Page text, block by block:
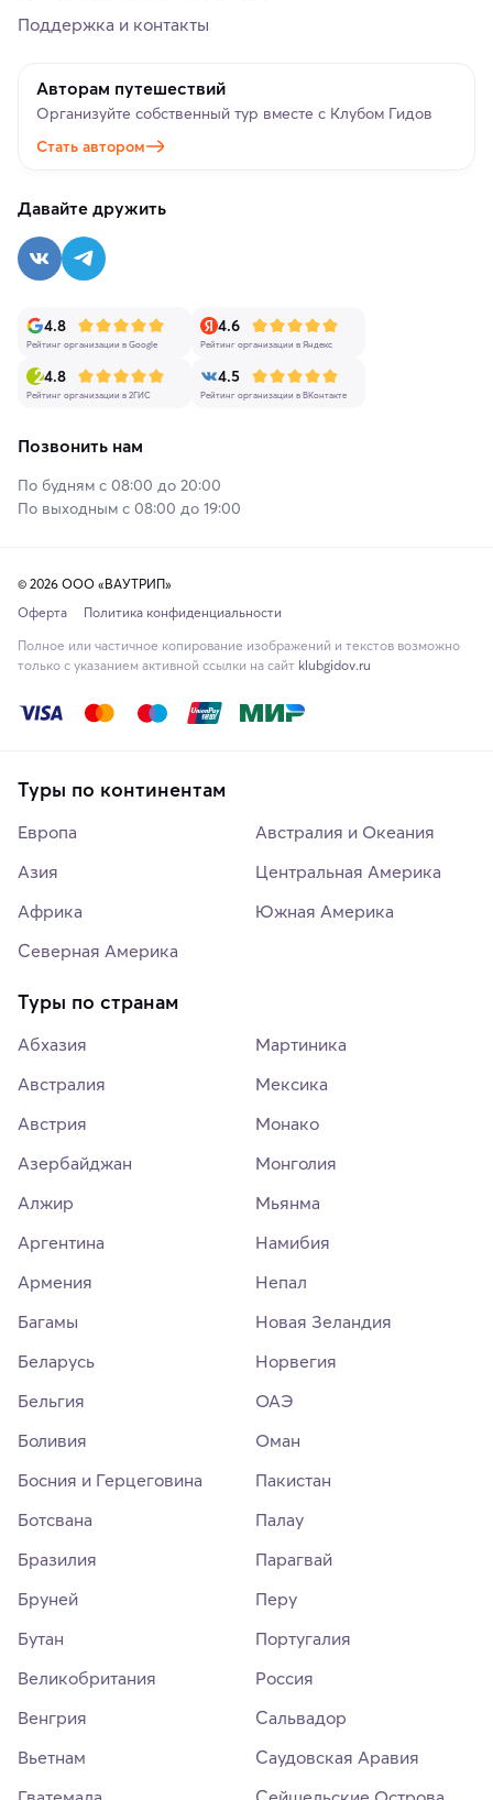
Поддержка и контакты
Авторам путешествий
Организуйте собственный тур вместе с Клубом Гидов
Стать автором
Давайте дружить
4.8
Рейтинг организации в Google
4.6
Рейтинг организации в Яндекс
4.8
Рейтинг организации в 2ГИС
4.5
Рейтинг организации в ВКонтакте
Позвонить нам
По будням с 08:00 до 20:00
По выходным с 08:00 до 19:00
© 2026 ООО «ВАУТРИП»
Оферта
Политика конфиденциальности
Полное или частичное копирование изображений и текстов возможно
только с указанием активной ссылки на сайт klubgidov.ru
Туры по континентам
Европа
Азия
Африка
Северная Америка
Австралия и Океания
Центральная Америка
Южная Америка
Туры по странам
Абхазия
Австралия
Австрия
Азербайджан
Алжир
Аргентина
Армения
Багамы
Беларусь
Бельгия
Боливия
Босния и Герцеговина
Ботсвана
Бразилия
Бруней
Бутан
Великобритания
Венгрия
Вьетнам
Мартиника
Мексика
Монако
Монголия
Мьянма
Намибия
Непал
Новая Зеландия
Норвегия
ОАЭ
Оман
Пакистан
Палау
Парагвай
Перу
Португалия
Россия
Сальвадор
Саудовская Аравия